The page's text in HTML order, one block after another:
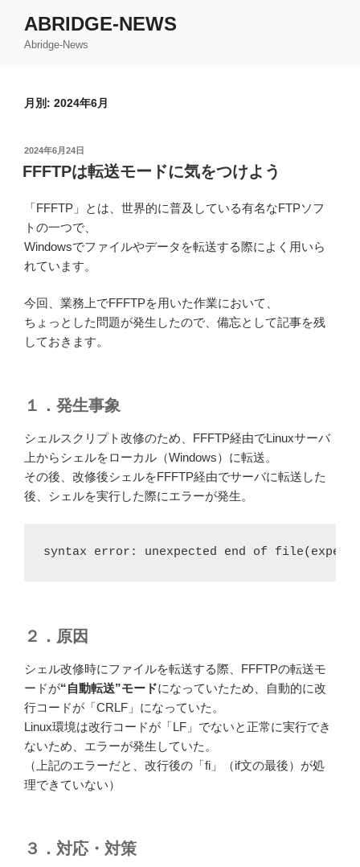
ABRIDGE-NEWS
Abridge-News
月別: 2024年6月
投
稿
日:
2024年6月24日
FFFTPは転送モードに気をつけよう
「FFFTP」とは、世界的に普及している有名なFTPソフ
トの一つで、
Windowsでファイルやデータを転送する際によく用いら
れています。
今回、業務上でFFFTPを用いた作業において、
ちょっとした問題が発生したので、備忘として記事を残
しておきます。
１．発生事象
シェルスクリプト改修のため、FFFTP経由でLinuxサーバ
上からシェルをローカル（Windows）に転送。
その後、改修後シェルをFFFTP経由でサーバに転送した
後、シェルを実行した際にエラーが発生。
syntax error: unexpected end of
２．原因
シェル改修時にファイルを転送する際、FFFTPの転送モ
ードが“自動転送”モードになっていたため、自動的に改
行コードが「CRLF」になっていた。
Linux環境は改行コードが「LF」でないと正常に実行でき
ないため、エラーが発生していた。
（上記のエラーだと、改行後の「fi」（if文の最後）が処
理できていない）
３．対応・対策